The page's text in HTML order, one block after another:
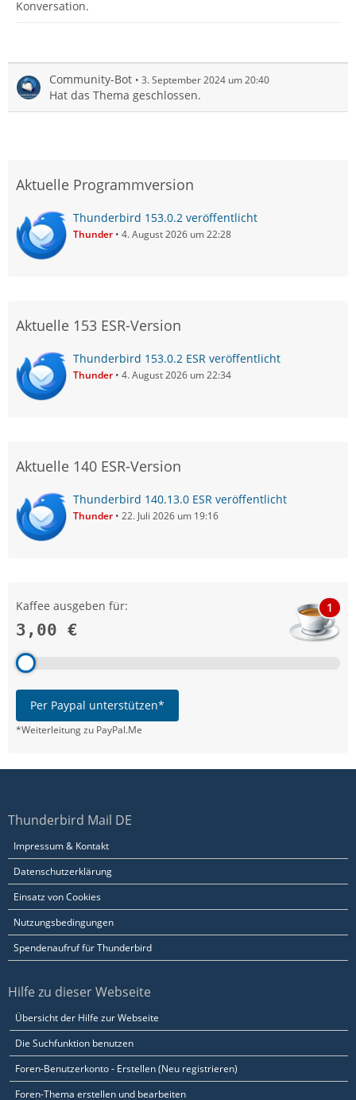
Konversation.
Community-Bot 3. September 2024 um 20:40
Hat das Thema geschlossen.
Aktuelle Programmversion
Thunderbird 153.0.2 veröffentlicht
Thunder 4. August 2026 um 22:28
Aktuelle 153 ESR-Version
Thunderbird 153.0.2 ESR veröffentlicht
Thunder 4. August 2026 um 22:34
Aktuelle 140 ESR-Version
Thunderbird 140.13.0 ESR veröffentlicht
Thunder 22. Juli 2026 um 19:16
Kaffee ausgeben für:
3,00 €
1
Per Paypal unterstützen*
*Weiterleitung zu PayPal.Me
Thunderbird Mail DE
Impressum & Kontakt
Datenschutzerklärung
Einsatz von Cookies
Nutzungsbedingungen
Spendenaufruf für Thunderbird
Hilfe zu dieser Webseite
Übersicht der Hilfe zur Webseite
Die Suchfunktion benutzen
Foren-Benutzerkonto - Erstellen (Neu registrieren)
Foren-Thema erstellen und bearbeiten